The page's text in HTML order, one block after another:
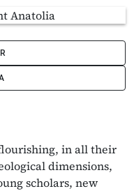
in all their
dimensions,
scholars, new